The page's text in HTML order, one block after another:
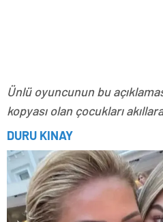
Ünlü oyuncunun bu
kopyası olan çocukları
DURU KINAY